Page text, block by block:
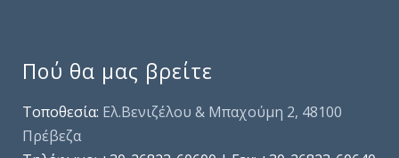
Πού θα μας βρείτε
Τοποθεσία: Ελ.Βενιζέλου & Μπαχούμη 2, 48100
Πρέβεζα